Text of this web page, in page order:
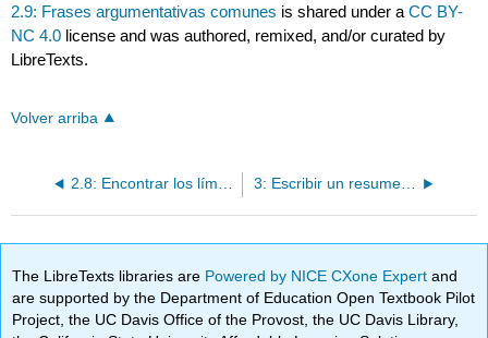
2.9: Frases argumentativas comunes is shared under aCC BY-
NC 4.0 license and was authored, remixed, and/or curated by
LibreTexts.
Volver arriba
2.8: Encontrar los límites del argumento 3: Escribir un resumen del argumento de otro escritor
The LibreTexts libraries are Powered by NICE CXone Expertand
are supported by the Department of Education Open Textbook Pilot
Project, the UC Davis Office of the Provost, the UC Davis Library,